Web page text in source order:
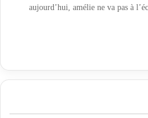
aujourd’hui, amélie ne va pas à